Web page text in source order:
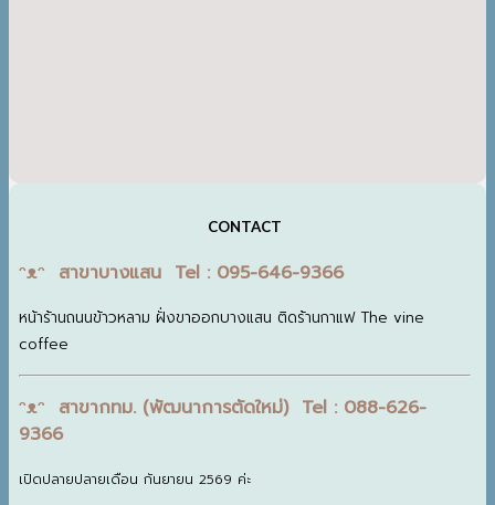
CONTACT
ᵔᴥᵔ สาขาบางแสน Tel : 095-646-9366
หน้าร้านถนนข้าวหลาม ฝั่งขาออกบางแสน ติดร้านกาแฟ The vine
coffee
ᵔᴥᵔ สาขากทม. (พัฒนาการตัดใหม่) Tel : 088-626-
9366
เปิดปลายปลายเดือน กันยายน 2569 ค่ะ